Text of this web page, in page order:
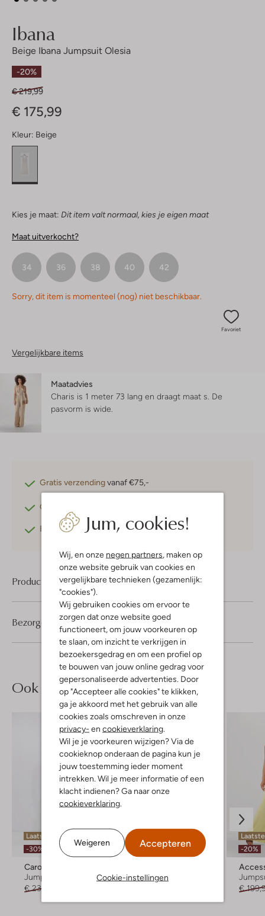
Jum, cookies!
Wij, en onze negen partners , maken op
onze website gebruik van cookies en
vergelijkbare technieken (gezamenlijk:
"cookies").
Wij gebruiken cookies om ervoor te
zorgen dat onze website goed
functioneert, om jouw voorkeuren op
te slaan, om inzicht te verkrijgen in
bezoekersgedrag en om een profiel op
te bouwen van jouw online gedrag voor
gepersonaliseerde advertenties. Door
op "Accepteer alle cookies" te klikken,
ga je akkoord met het gebruik van alle
cookies zoals omschreven in onze
privacy- en cookieverklaring
Wil je je voorkeuren wijzigen? Via de
cookieknop onderaan de pagina kun je
jouw toestemming ieder moment
intrekken. Wil je meer informatie of een
klacht indienen? Ga naar onze
cookieverklaring
Weigeren Accepteren
Cookie-instellingen
Ibana
Beige Ibana Jumpsuit Olesia
-20%
€ 219,99
€ 175,99
Kleur: Beige
Kies je maat: Dit item valt normaal, kies je eigen maat
Maat uitverkocht?
34 36 38 40 42
Sorry, dit item is momenteel (nog) niet beschikbaar.
Favoriet
Vergelijkbare items
Maatadvies
Charis is 1 meter 73 lang en draagt maat s. De
pasvorm is wide
Gratis verzendingvanaf €75,-
Gratis retourneren
Betaal achterafmet Klarna
Product informatie
Bezorgen & retourneren
Ook iets voor jou?
Laatste items
-30%
Caroline Biss
Jumpsuit
€ 239,99
-40%
Jumpsuit
-20%
€